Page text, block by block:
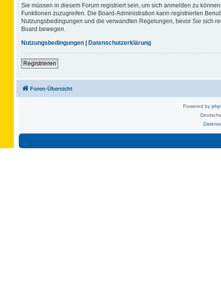
Sie müssen in diesem Forum registriert sein, um sich anmelden zu
Funktionen zuzugreifen. Die Board-Administration kann registrierten
Nutzungsbedingungen und die verwandten Regelungen, bevor Sie sich
Board bewegen.
Nutzungsbedingungen | Datenschutzerklärung
Registrieren
Foren-Übersicht
Powered by